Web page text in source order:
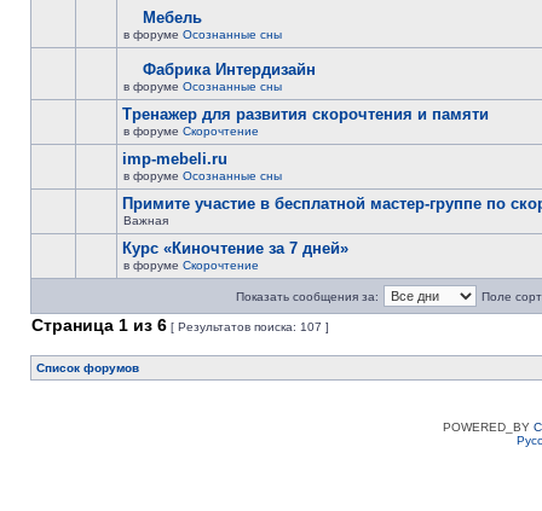
Мебель
в форуме Осознанные сны
Фабрика Интердизайн
в форуме Осознанные сны
Тренажер для развития скорочтения и памяти
в форуме Скорочтение
imp-mebeli.ru
в форуме Осознанные сны
Примите участие в бесплатной мастер-группе по
Важная
Курс «Киночтение за 7 дней»
в форуме Скорочтение
Показать сообщения за: Поле
Страница 1 из 6 [ Результатов поиска: 107 ]
Список форумов
POWERED_BY